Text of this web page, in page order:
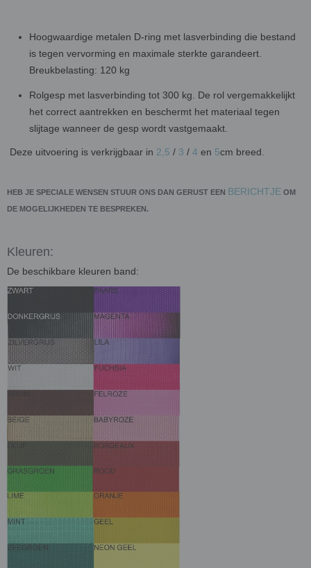
Hoogwaardige metalen D-ring met lasverbinding die bestand
is tegen vervorming en maximale sterkte garandeert.
Breukbelasting: 120 kg
Rolgesp met lasverbinding tot 300 kg. De rol vergemakkelijkt
het correct aantrekken en beschermt het materiaal tegen
slijtage wanneer de gesp wordt vastgemaakt.
Deze uitvoering is verkrijgbaar in 2,5 / 3 / 4 en 5cm breed.
HEB JE SPECIALE WENSEN STUUR ONS DAN GERUST EEN BERICHTJE OM
DE MOGELIJKHEDEN TE BESPREKEN.
Kleuren:
De beschikbare kleuren band: